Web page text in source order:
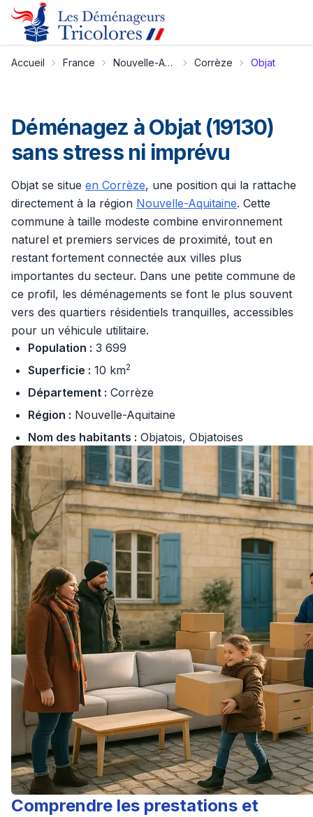
Accueil France Nouvelle-Aquitaine Corrèze Objat
Déménagez à Objat (19130)
sans stress ni imprévu
Objat se situe en Corrèze, une position qui la rattache
directement à la région Nouvelle-Aquitaine. Cette
commune à taille modeste combine environnement
naturel et premiers services de proximité, tout en
restant fortement connectée aux villes plus
importantes du secteur. Dans une petite commune de
ce profil, les déménagements se font le plus souvent
vers des quartiers résidentiels tranquilles, accessibles
pour un véhicule utilitaire.
Population : 3 699
Superficie : 10 km2
Département : Corrèze
Région : Nouvelle-Aquitaine
Nom des habitants : Objatois, Objatoises
Comprendre les prestations et